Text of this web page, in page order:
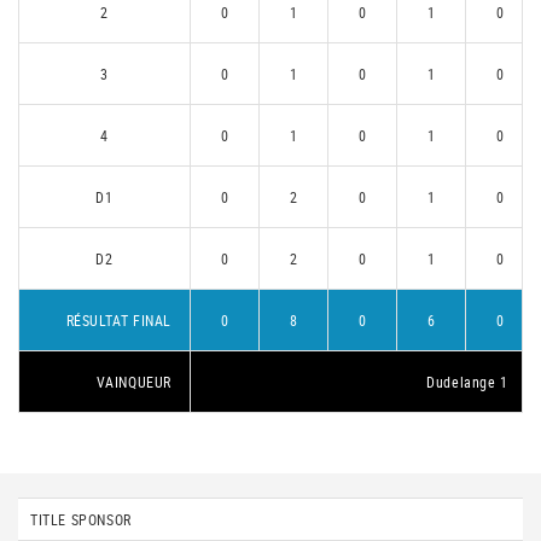
2 0 1 0 1 0
3 0 1 0 1 0
4 0 1 0 1 0
D1 0 2 0 1 0
D2 0 2 0 1 0
RÉSULTAT FINAL 0 8 0 6 0
VAINQUEUR Dudelange 1
TITLE SPONSOR